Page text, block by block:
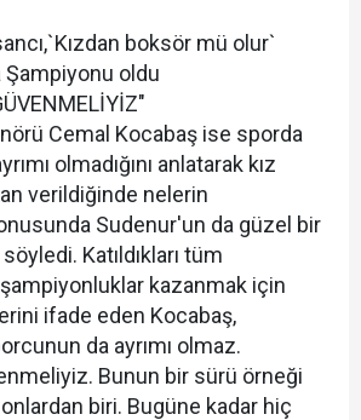
Cemal Kocabaş ise sporda
olmadığını anlatarak kız
verildiğinde nelerin
Sudenur'un da güzel bir
Katıldıkları tüm
kazanmak için
ifade eden Kocabaş,
da ayrımı olmaz.
Bunun bir sürü örneği
biri. Bugüne kadar hiç